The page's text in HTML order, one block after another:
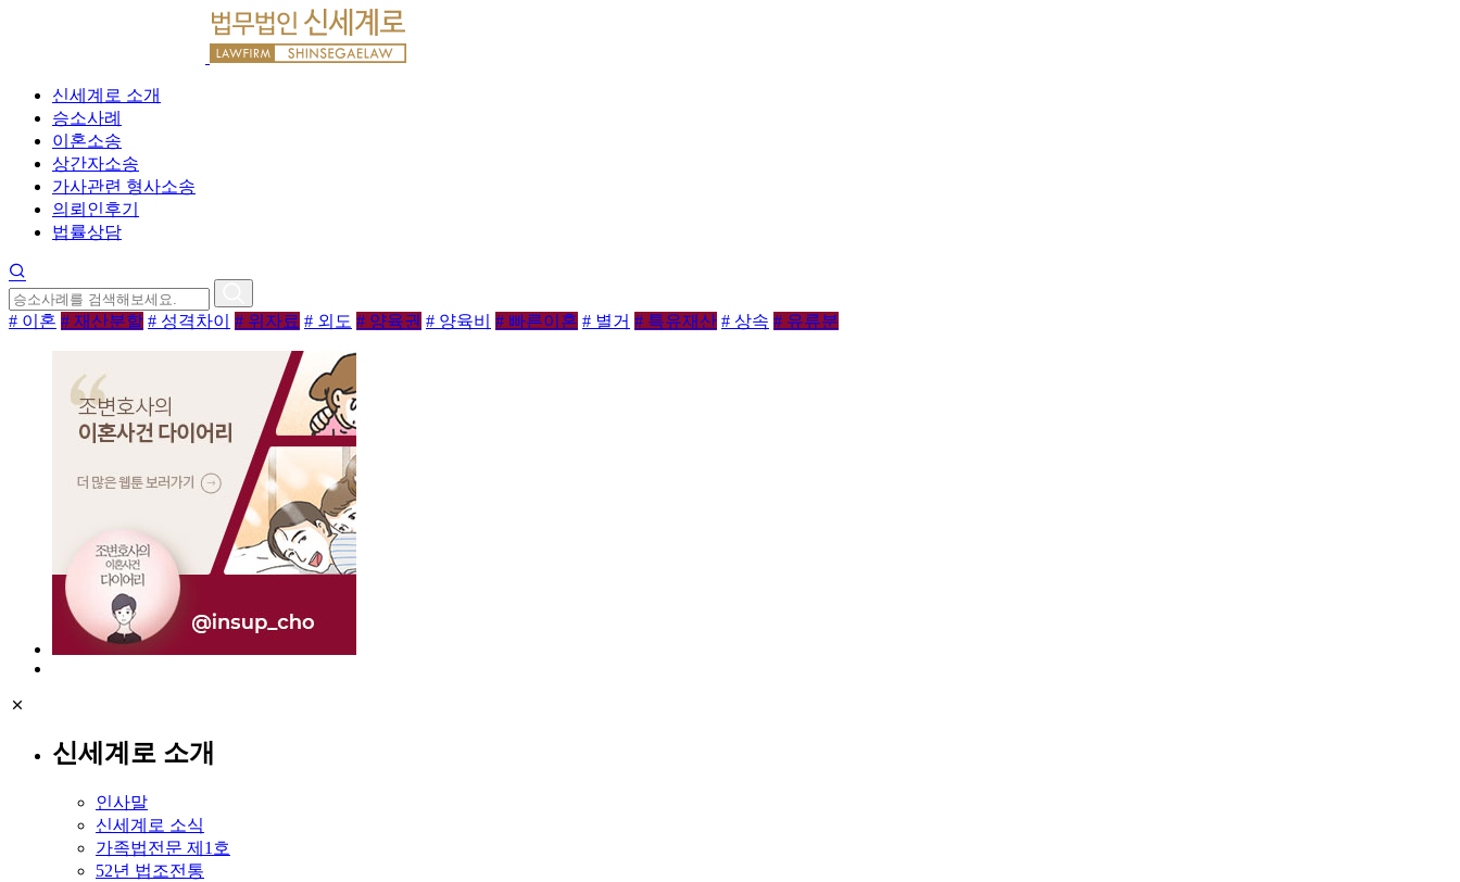
신세계로 소개
승소사례
이혼소송
상간자소송
가사관련 형사소송
의뢰인후기
법률상담
# 이혼 # 재산분할 # 성격차이 # 위자료 # 외도 # 양육권 # 양육비 # 빠른이혼 # 별거 # 특유재산 # 상속 # 유류분
신세계로 소개
인사말
신세계로 소식
가족법전문 제1호
52년 법조전통